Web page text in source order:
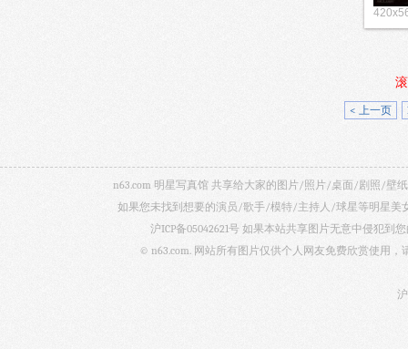
< 上一页
n63.com 明星写真馆 共享给大家的图片/照片/桌面/剧照/壁
如果您未找到想要的演员/歌手/模特/主持人/球星等明星美
沪ICP备05042621号 如果本站共享图片无意中侵犯到
© n63.com. 网站所有图片仅供个人网友免费欣赏使用